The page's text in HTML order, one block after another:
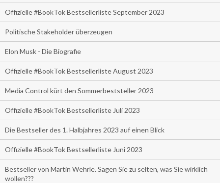
Offizielle #BookTok Bestsellerliste September 2023
Politische Stakeholder überzeugen
Elon Musk - Die Biografie
Offizielle #BookTok Bestsellerliste August 2023
Media Control kürt den Sommerbeststeller 2023
Offizielle #BookTok Bestsellerliste Juli 2023
Die Bestseller des 1. Halbjahres 2023 auf einen Blick
Offizielle #BookTok Bestsellerliste Juni 2023
Bestseller von Martin Wehrle. Sagen Sie zu selten, was Sie wirklich
wollen???